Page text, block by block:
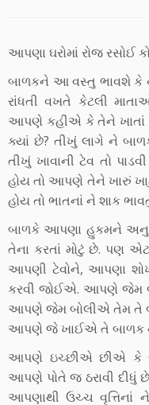
આપણા ઘરોમાં રોજ રસોઈ
બાળકને આ વસ્તુ ભાવશે કે
રાંધતી વખતે કેટલી
આપણે કહીએ કે તેને
ક્યાં છે? તીખું લાગે ને
તીખું ખાવાની ટેવ તો
હોય તો આપણે તેને ખારું ખાટું
હોય તો ભાતનાં ને શાક
બાળકે આપણા હુકમને
તેના કરતાં મોટું છે. પણ
આપણી ટેવોને, આપણા
કરવી જોઈએ. આપણે જેમ
આપણે જેમ બોલીએ તેમ તે
આપણે જે ખાઈએ તે બાળક ન
આપણે ઇચ્છીએ છીએ કે
આપણે પોતે જ ઠરાવી દીધું
આપણાથી ઉચ્ચ વૃત્તિનાં